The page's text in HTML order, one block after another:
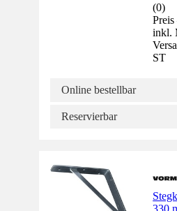
(0)
inkl.
ST
Online bestellbar
Reservierbar
330